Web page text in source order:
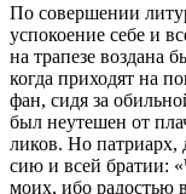
По со­вер­ше­нии
успо­ко­е­ние се­бе и
на тра­пе­зе воз­да­на
ко­гда при­хо­дят на
фан, си­дя за
был неуте­шен от
ли­ков. Но пат­ри­арх,
сию и всей бра­тии:
мо­их, ибо ра­до­стью